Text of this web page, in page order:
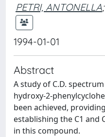
PETRI, ANTONELLA;
1994-01-01
Abstract
A study of C.D.
hydroxy-2-
been achieved,
establishing the C1 and
in this compound.